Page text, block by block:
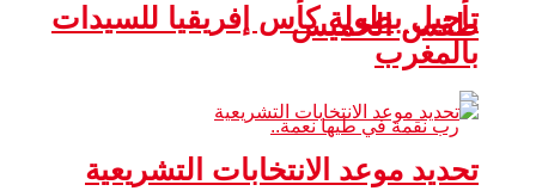
طقس الخميس
تأجيل بطولة كأس إفريقيا للسيدات
بالمغرب
تحديد موعد الانتخابات التشريعية